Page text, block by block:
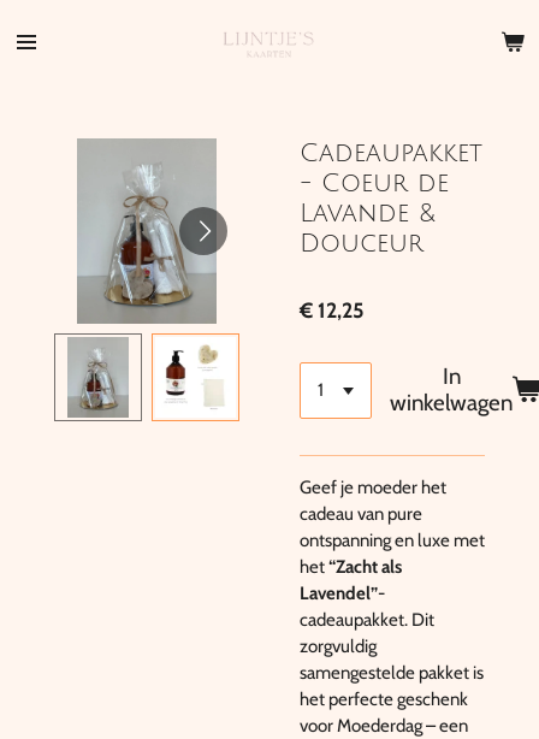
direct
Cadeaupakket
- Coeur de
Lavande &
Douceur
€ 12,25
In
winkelwagen
Geef je moeder het
cadeau van pure
ontspanning en luxe met
het“Zacht als
Lavendel”-
cadeaupakket. Dit
zorgvuldig
samengestelde pakket is
het perfecte geschenk
voor Moederdag – een